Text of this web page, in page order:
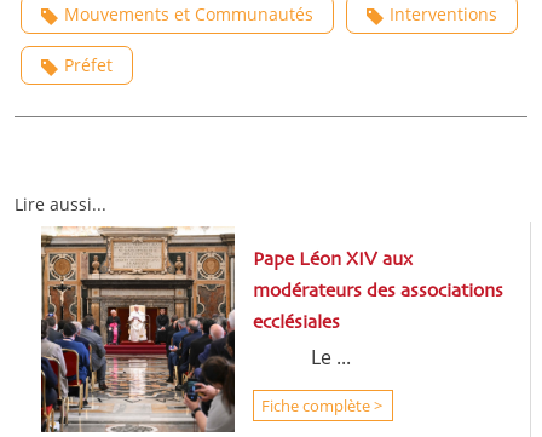
Mouvements et Communautés Interventions
Préfet
Lire aussi...
Pape Léon XIV aux
modérateurs des associations
ecclésiales
Le ...
Fiche complète >